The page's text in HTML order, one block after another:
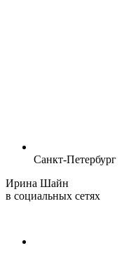
Санкт-Петербург
Ирина Шайн
в социальных сетях